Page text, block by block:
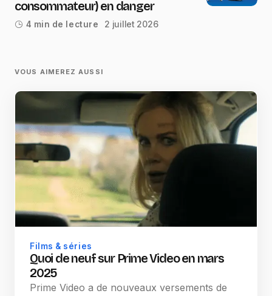
consommateur) en danger
4 min de lecture 2 juillet 2026
VOUS AIMEREZ AUSSI
Films & séries
Quoi de neuf sur Prime Video en mars
2025
Prime Video a de nouveaux versements de